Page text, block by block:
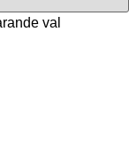
val